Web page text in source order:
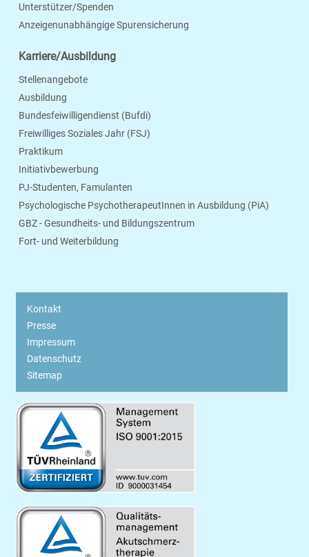
Unterstützer/Spenden
Anzeigenunabhängige Spurensicherung
Karriere/Ausbildung
Stellenangebote
Ausbildung
Bundesfeiwilligendienst (Bufdi)
Freiwilliges Soziales Jahr (FSJ)
Praktikum
Initiativbewerbung
PJ-Studenten, Famulanten
Psychologische PsychotherapeutInnen in Ausbildung (PiA)
GBZ - Gesundheits- und Bildungszentrum
Fort- und Weiterbildung
Kontakt
Presse
Impressum
Datenschutz
Sitemap